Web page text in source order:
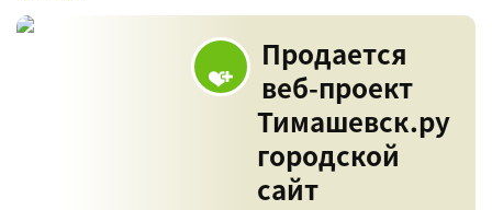
Продается
веб-проект
Тимашевск.ру
городской
сайт